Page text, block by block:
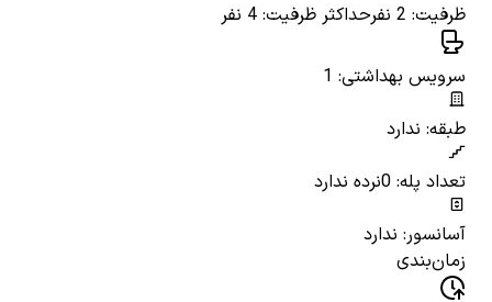
ظرفیت: 2 نفر
حداکثر ظرفیت: 4 نفر
سرویس بهداشتی: 1
طبقه: ندارد
تعداد پله: 0
نرده ندارد
آسانسور: ندارد
زمان‌بندی